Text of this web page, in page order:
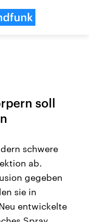
USA
Aktuelle Beiträge,
Hintergründe
Wirtschaftlich und
gehören die Vereinigten
den mächtigsten Ländern
mit großem Einfluss auf
soll
schwere
ab.
gegeben
sie in
entwickelte